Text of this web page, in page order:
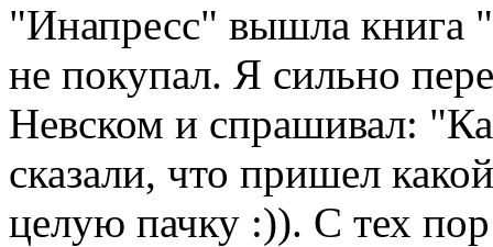
"Инапресс" вышла книга
не покупал. Я сильно
Невском и спрашивал:
сказали, что пришел
целую пачку :)). С тех